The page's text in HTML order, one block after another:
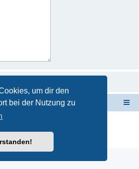
um dir den
bei der Nutzung zu
für die wahren Freunde Sardiniens..
Nutzungsbedingungen